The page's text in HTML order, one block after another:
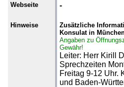
Webseite -
Hinweise
Zusätzliche
Konsulat in
Angaben zu
Gewähr!
Leiter: Herr Kirill
Sprechzeiten
Freitag 9-12 Uhr.
und Baden-